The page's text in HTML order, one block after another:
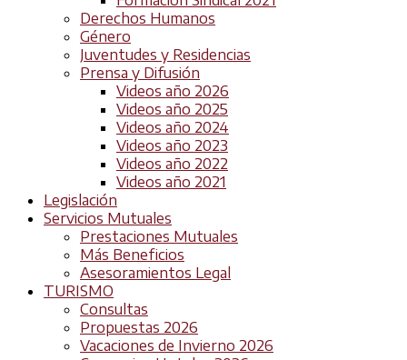
Derechos Humanos
Género
Juventudes y Residencias
Prensa y Difusión
Videos año 2026
Videos año 2025
Videos año 2024
Videos año 2023
Videos año 2022
Videos año 2021
Legislación
Servicios Mutuales
Prestaciones Mutuales
Más Beneficios
Asesoramientos Legal
TURISMO
Consultas
Propuestas 2026
Vacaciones de Invierno 2026